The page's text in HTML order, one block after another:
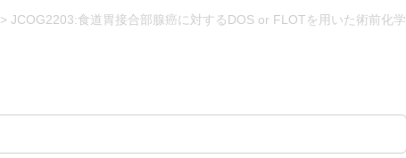
> JCOG2203:食道胃接合部腺癌に対するDOS or FLOTを用いた術前化学